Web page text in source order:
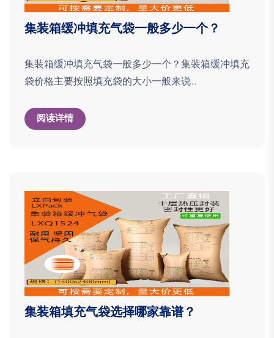
集装箱缓冲填充气袋一般多少一个？
集装箱缓冲填充气袋一般多少一个？集装箱缓冲填充
袋价格主要按照填充袋的大小一般来说..
阅读详情
集装箱填充气袋选择哪家靠谱？